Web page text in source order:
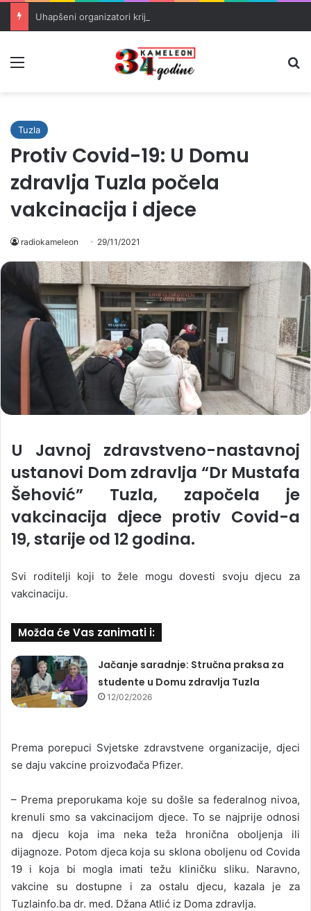
Tuzla
Protiv Covid-19: U Domu
zdravlja Tuzla počela
vakcinacija i djece
radiokameleon 29/11/2021
U Javnoj zdravstveno-nastavnoj
ustanovi Dom zdravlja “Dr Mustafa
Šehović” Tuzla, započela je
vakcinacija djece protiv Covid-a
19, starije od 12 godina.
Svi roditelji koji to žele mogu dovesti svoju djecu za
vakcinaciju.
Možda će Vas zanimati i:
Jačanje saradnje: Stručna praksa za
studente u Domu zdravlja Tuzla
12/02/2026
Prema porepuci Svjetske zdravstvene organizacije, djeci
se daju vakcine proizvođača Pfizer.
– Prema preporukama koje su došle sa federalnog nivoa,
krenuli smo sa vakcinacijom djece. To se najprije odnosi
na djecu koja ima neka teža hronična oboljenja ili
dijagnoze. Potom djeca koja su sklona oboljenu od Covida
19 i koja bi mogla imati težu kliničku sliku. Naravno,
vakcine su dostupne i za ostalu djecu, kazala je za
Tuzlainfo.ba dr. med. Džana Atlić iz Doma zdravlja.